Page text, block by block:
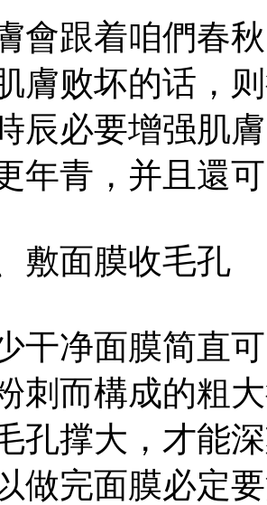
會跟着咱們春
膚败坏的话，
辰必要增强肌
年青，并且還
敷面膜收毛孔
干净面膜简直
刺而構成的粗
孔撑大，才能
做完面膜必定